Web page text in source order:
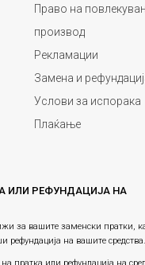
Право на
производ
Рекламации
Замена и
Услови за испорака
Плаќање
ИЛИ РЕФУНДАЦИЈА НА
за вашите заменски пратки,
рефундација на вашите средства.
пратка или рефундацијa на